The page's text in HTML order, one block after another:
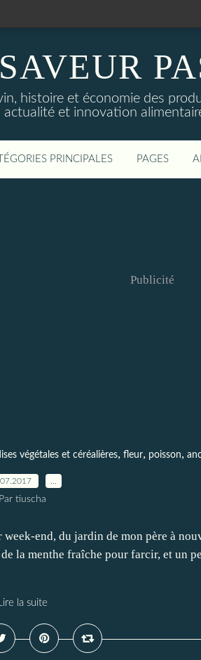
SAVEUR
histoire et économie des
actualité et innovation
PRINCIPALES PAGES
Publicité
végétales et céréalières, fleur, poisson,
Par tiuscha
end, du jardin de mon père à
la menthe fraîche pour farcir, et un
la suite